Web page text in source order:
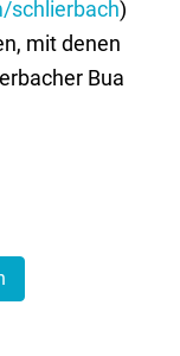
schlierbach)
mit denen
Bua